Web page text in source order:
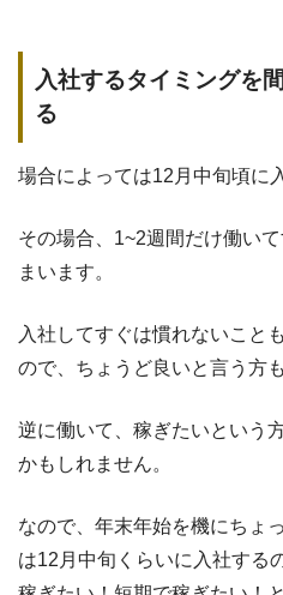
入社するタイミングを
る
場合によっては12月中旬頃に
その場合、1~2週間だけ働い
まいます。
入社してすぐは慣れないこと
ので、ちょうど良いと言う方
逆に働いて、稼ぎたいという
かもしれません。
なので、年末年始を機にちょ
は12月中旬くらいに入社する